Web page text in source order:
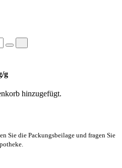
g
hinzugefügt.
Sie die Packungsbeilage und fragen Sie